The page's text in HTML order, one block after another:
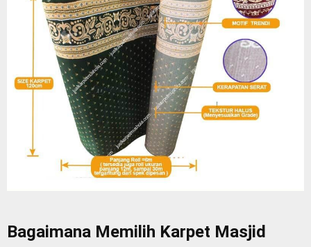
Bagaimana Memilih Karpet Masjid